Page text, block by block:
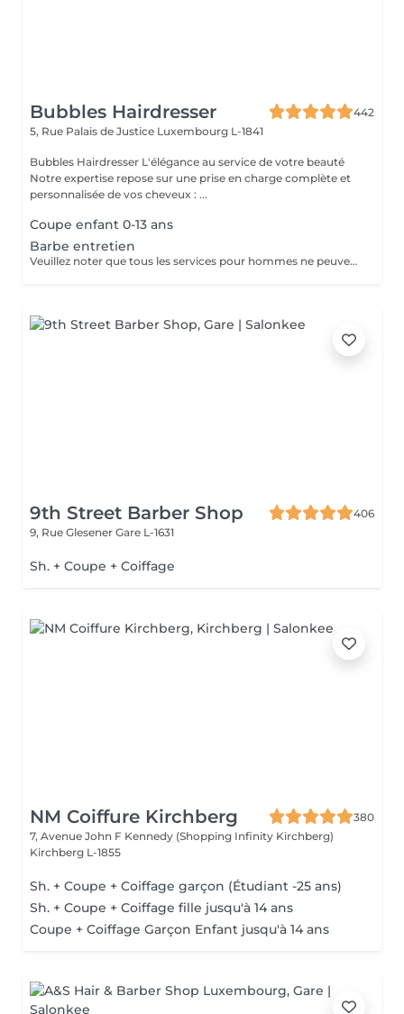
Bubbles Hairdresser
442
5, Rue Palais de Justice Luxembourg L-1841
Bubbles Hairdresser L'élégance au service de votre beauté
Notre expertise repose sur une prise en charge complète et
personnalisée de vos cheveux : ...
Coupe enfant 0-13 ans
Barbe entretien
Veuillez noter que tous les services pour hommes ne peuvent PAS être réservés en ligne. Merci d'appeler ou de passer pour réserver ces derniers. Quiconque ne respecte pas cela et réserve un service pour femme à la place ou utilise le compte d'une femme pour bloquer du temps pour le service d'un homme sera bloqué de toutes les réservations futures.
9th Street Barber Shop
406
9, Rue Glesener Gare L-1631
Sh. + Coupe + Coiffage
NM Coiffure Kirchberg
380
7, Avenue John F Kennedy (Shopping Infinity Kirchberg)
Kirchberg L-1855
Sh. + Coupe + Coiffage garçon (Étudiant -25 ans)
Sh. + Coupe + Coiffage fille jusqu'à 14 ans
Coupe + Coiffage Garçon Enfant jusqu'à 14 ans